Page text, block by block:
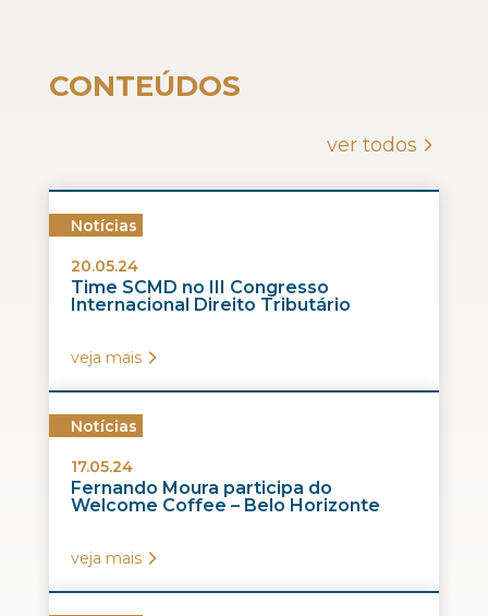
CONTEÚDOS
ver todos
Notícias
20.05.24
Time SCMD no III Congresso
Internacional Direito Tributário
veja mais
Notícias
17.05.24
Fernando Moura participa do
Welcome Coffee – Belo Horizonte
veja mais